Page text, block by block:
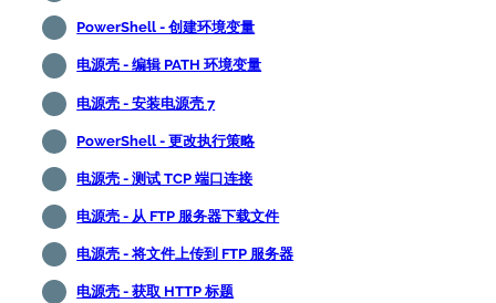
PowerShell - 创建环境变量
电源壳 - 编辑 PATH 环境变量
电源壳 - 安装电源壳 7
PowerShell - 更改执行策略
电源壳 - 测试 TCP 端口连接
电源壳 - 从 FTP 服务器下载文件
电源壳 - 将文件上传到 FTP 服务器
电源壳 - 获取 HTTP 标题